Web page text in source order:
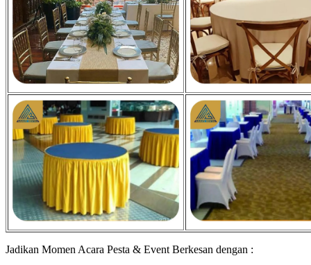
Jadikan Momen Acara Pesta & Event Berkesan dengan :